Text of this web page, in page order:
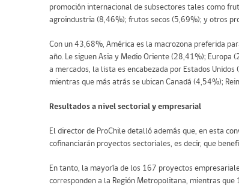
promoción internacional de subsectores tales como
agroindustria (8,46%); frutos secos (5,69%); y otros
Con un 43,68%, América es la macrozona preferida
año. Le siguen Asia y Medio Oriente (28,41%);
a mercados, la lista es encabezada por Estados
mientras que más atrás se ubican Canadá (4,54%);
Resultados a nivel sectorial y empresarial
El director de ProChile detalló además que, en esta
cofinanciarán proyectos sectoriales, es decir, que
En tanto, la mayoría de los 167 proyectos
corresponden a la Región Metropolitana, mientras